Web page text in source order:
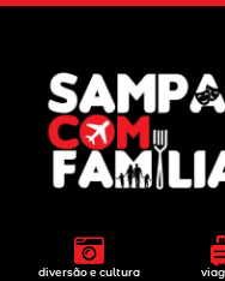
diversão e cultura